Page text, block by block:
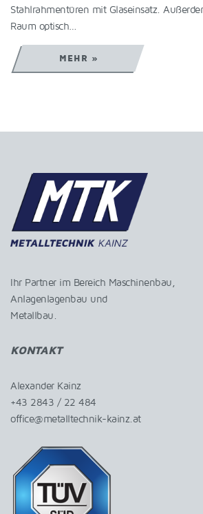
Schiebetor in Kupferoptik. Auf
der Gartenzaun…
MEHR »
Ihr Partner im Bereich Maschinenbau,
Anlagenlagenbau und
Metallbau.
KONTAKT
Alexander Kainz
+43 2843 / 22 484
office@metalltechnik-kainz.at